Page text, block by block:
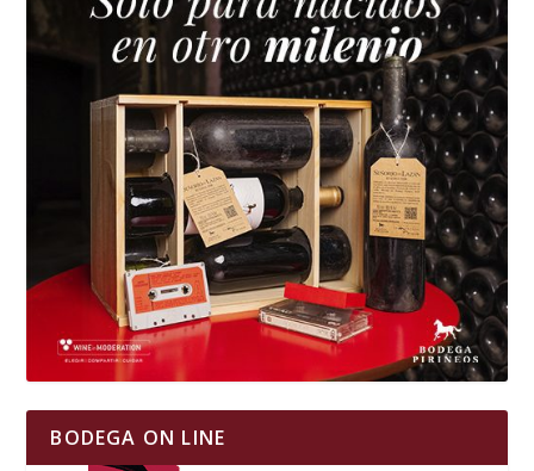
BODEGA ON LINE